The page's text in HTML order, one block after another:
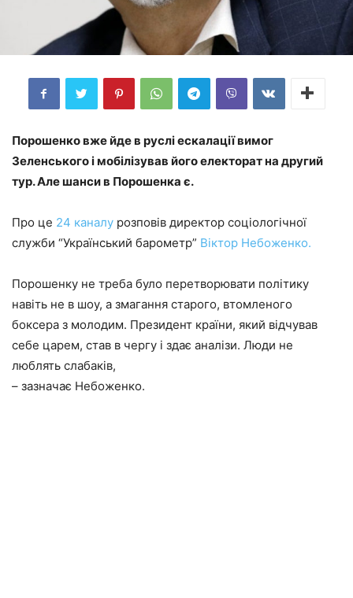
Порошенко вже йде в руслі ескалації вимог
Зеленського і мобілізував його електорат на другий
тур. Але шанси в Порошенка є.
Про це 24 каналу розповів директор соціологічної
служби “Український барометр” Віктор Небоженко.
Порошенку не треба було перетворювати політику
навіть не в шоу, а змагання старого, втомленого
боксера з молодим. Президент країни, який відчував
себе царем, став в чергу і здає аналізи. Люди не
люблять слабаків,
– зазначає Небоженко.